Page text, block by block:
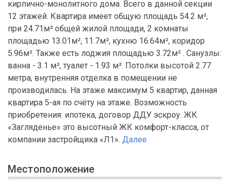
кирпично-монолитного дома. Всего в данной секции
12 этажей. Квартира имеет общую площадь 54.2 м²,
при 24.71м² общей жилой площади, 2 комнаты
площадью 13.01м², 11.7м², кухню 16.64м², коридор
5.96м². Также есть лоджия площадью 3.72м² . Санузлы:
ванна - 3.1 м², туалет - 1.93 м². Потолки высотой 2.77
метра, внутренняя отделка в помещении не
производилась. На этаже максимум 5 квартир, данная
квартира 5-ая по счёту на этаже. Возможность
приобретения: ипотека, договор ДДУ эскроу. ЖК
«Загляденье» это высотный ЖК комфорт-класса, от
компании застройщика «Л1». Далее
Местоположение